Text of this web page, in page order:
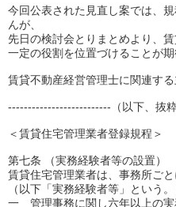
今回公表された見直し案では、
んが、
先日の検討会とりまとめより、
一定の役割を位置づけることが期
賃貸不動産経営管理士に関連す
--------------------------（以下、抜
＜賃貸住宅管理業者登録規程＞
第七条 （実務経験者等の設置）
賃貸住宅管理業者は、事務所ご
（以下「実務経験者等」という
一 管理事務に関し六年以上の実